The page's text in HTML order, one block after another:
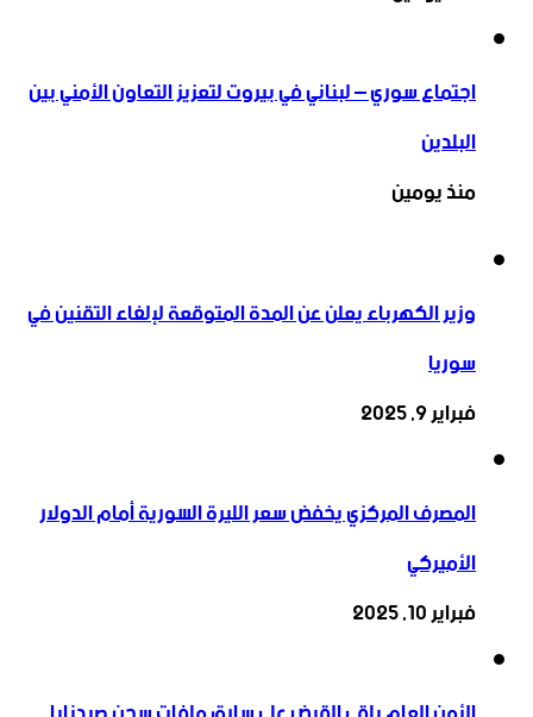
اجتماع سوري – لبناني في بيروت لتعزيز التعاون ‏الأمني ‏بين
البلدين
منذ يومين
وزير الكهرباء يعلن عن المدة المتوقعة لإلغاء التقنين في
سوريا
فبراير 9, 2025
المصرف المركزي يخفض سعر الليرة السورية أمام الدولار
الأميركي
فبراير 10, 2025